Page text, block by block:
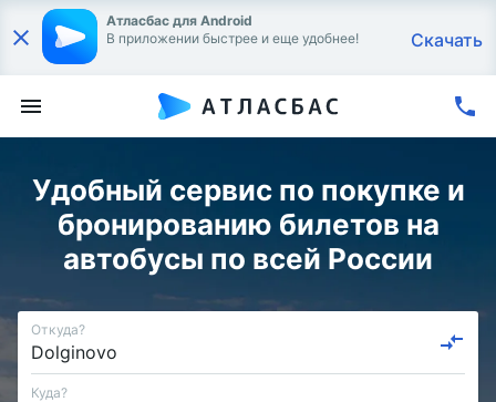
Атласбас для Android
В приложении быстрее и еще удобнее!
Скачать
Удобный сервис по покупке и
бронированию билетов на
автобусы по всей России
Откуда?
Куда?